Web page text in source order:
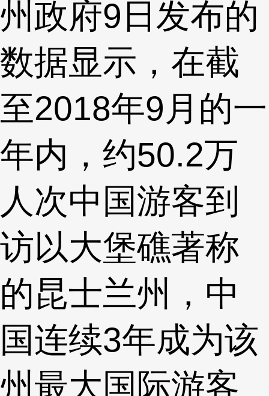
州政府9日发布的
数据显示，在截
至2018年9月的一
年内，约50.2万
人次中国游客到
访以大堡礁著称
的昆士兰州，中
国连续3年成为该
州最大国际游客